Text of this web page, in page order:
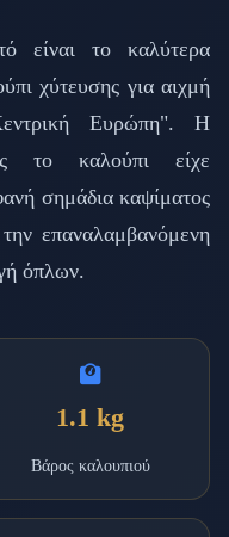
είναι το καλύτερα
χύτευσης για αιχμή
Ευρώπη". Η
το καλούπι είχε
σημάδια καψίματος
επαναλαμβανόμενη
όπλων.
1.1 kg
Βάρος καλουπιού